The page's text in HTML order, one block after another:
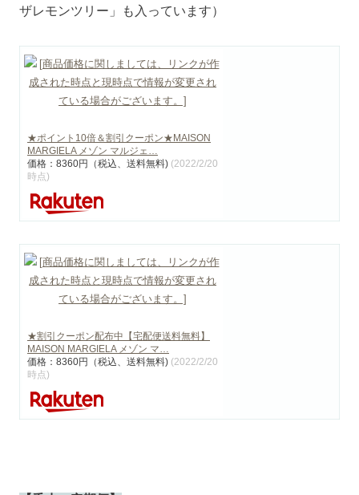
ザレモンツリー」も入っています）
★ポイント10倍＆割引クーポン★MAISON
MARGIELA メゾン マルジェ…
価格：8360円（税込、送料無料) (2022/2/20
時点)
★割引クーポン配布中【宅配便送料無料】
MAISON MARGIELA メゾン マ…
価格：8360円（税込、送料無料) (2022/2/20
時点)